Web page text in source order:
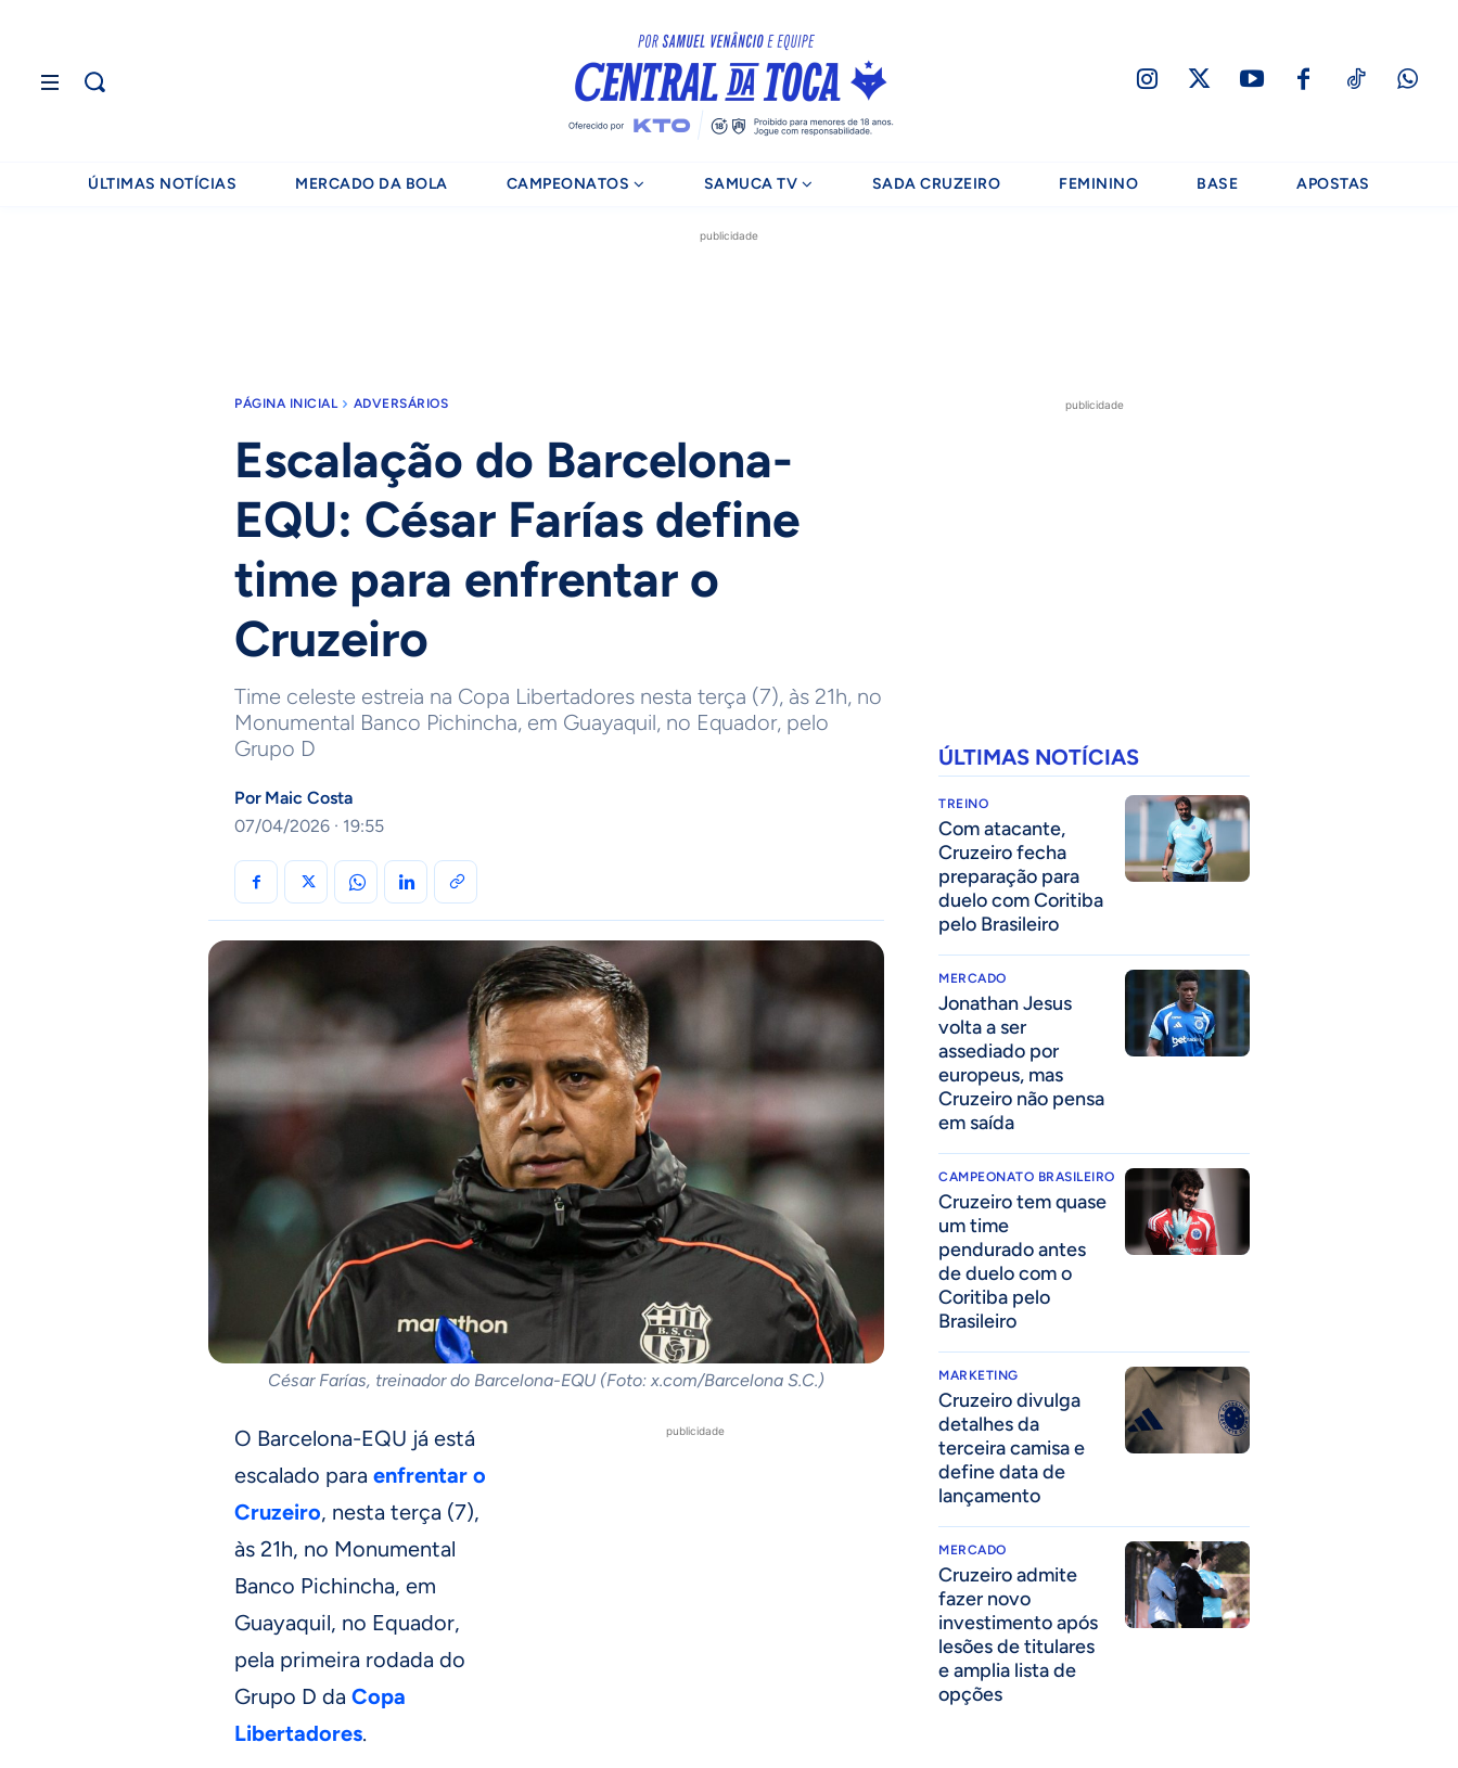
ÚLTIMAS NOTÍCIAS MERCADO DA BOLA CAMPEONATOS SAMUCA TV SADA CRUZEIRO FEMININO BASE APOSTAS
publicidade
PÁGINA INICIAL ADVERSÁRIOS
Escalação do Barcelona-
EQU: César Farías define
time para enfrentar o
Cruzeiro
Time celeste estreia na Copa Libertadores nesta terça (7), às 21h, no
Monumental Banco Pichincha, em Guayaquil, no Equador, pelo
Grupo D
Por Maic Costa
07/04/2026 · 19:55
César Farías, treinador do Barcelona-EQU (Foto: x.com/Barcelona S.C.)
publicidade
O Barcelona-EQU já está
escalado para enfrentar o
Cruzeiro, nesta terça (7),
às 21h, no Monumental
Banco Pichincha, em
Guayaquil, no Equador,
pela primeira rodada do
Grupo D da Copa
Libertadores.
publicidade
ÚLTIMAS NOTÍCIAS
TREINO
Com atacante,
Cruzeiro fecha
preparação para
duelo com Coritiba
pelo Brasileiro
MERCADO
Jonathan Jesus
volta a ser
assediado por
europeus, mas
Cruzeiro não pensa
em saída
CAMPEONATO BRASILEIRO
Cruzeiro tem quase
um time
pendurado antes
de duelo com o
Coritiba pelo
Brasileiro
MARKETING
Cruzeiro divulga
detalhes da
terceira camisa e
define data de
lançamento
MERCADO
Cruzeiro admite
fazer novo
investimento após
lesões de titulares
e amplia lista de
opções